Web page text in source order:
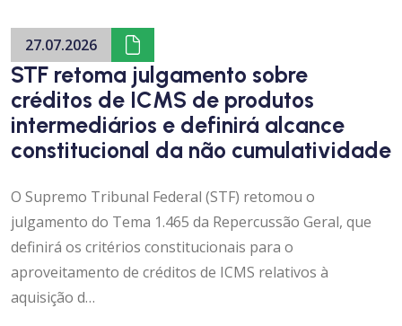
27.07.2026
STF retoma julgamento sobre
créditos de ICMS de produtos
intermediários e definirá alcance
constitucional da não cumulatividade
O Supremo Tribunal Federal (STF) retomou o
julgamento do Tema 1.465 da Repercussão Geral, que
definirá os critérios constitucionais para o
aproveitamento de créditos de ICMS relativos à
aquisição d…